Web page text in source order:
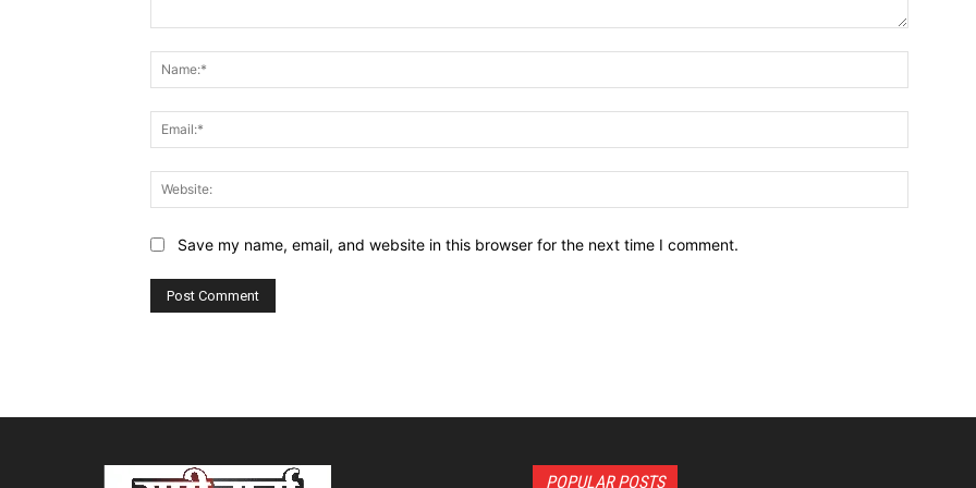
Save my name, email, and website in this browser for the next time I comment.
POPULAR POSTS